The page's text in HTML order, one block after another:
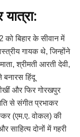
बिहार के सीवान में
गायक थे, जिन्होंने
श्रीमती आरती देवी,
बनारस हिंदू
और फिर गोरखपुर
से संगीत प्रभाकर
(एम.ए. वोकल) की
साहित्य दोनों में गहरी